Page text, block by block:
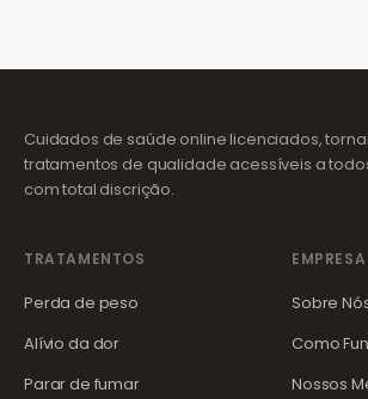
Cuidados de saúde online licenciados,
tratamentos de qualidade acessíveis a
com total discrição.
TRATAMENTOS
Perda de peso
Alívio da dor
Parar de fumar
EMPRESA
Sobre
Como
Nossos